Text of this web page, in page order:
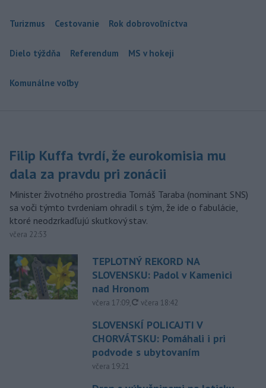
Turizmus Cestovanie Rok dobrovoľníctva
Dielo týždňa Referendum MS v hokeji
Komunálne voľby
Filip Kuffa tvrdí, že eurokomisia mu
dala za pravdu pri zonácii
Minister životného prostredia Tomáš Taraba (nominant SNS)
sa voči týmto tvrdeniam ohradil s tým, že ide o fabulácie,
ktoré neodzrkadľujú skutkový stav.
včera 22:53
TEPLOTNÝ REKORD NA
SLOVENSKU: Padol v Kamenici
nad Hronom
včera 17:09, aktualizované
včera 18:42
SLOVENSKÍ POLICAJTI V
CHORVÁTSKU: Pomáhali i pri
podvode s ubytovaním
včera 19:21